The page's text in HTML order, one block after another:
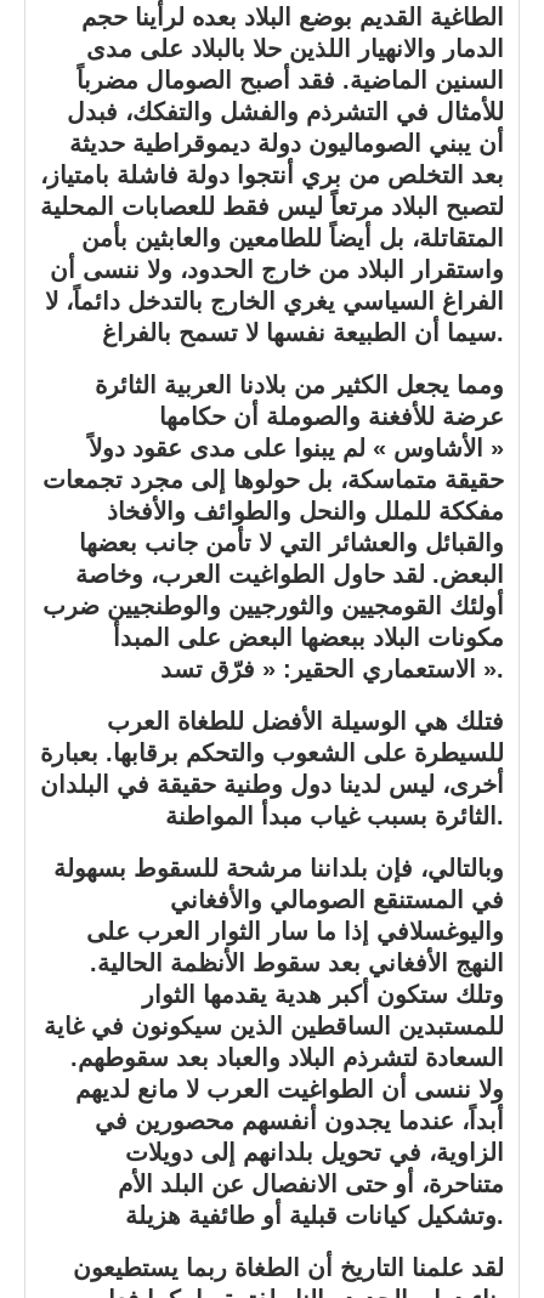
الطاغية القديم بوضع البلاد بعده لرأينا حجم
الدمار والانهيار اللذين حلا بالبلاد على مدى
السنين الماضية. فقد أصبح الصومال مضرباً
للأمثال في التشرذم والفشل والتفكك، فبدل
أن يبني الصوماليون دولة ديموقراطية حديثة
بعد التخلص من بري أنتجوا دولة فاشلة بامتياز،
لتصبح البلاد مرتعاً ليس فقط للعصابات المحلية
المتقاتلة، بل أيضاً للطامعين والعابثين بأمن
واستقرار البلاد من خارج الحدود، ولا ننسى أن
الفراغ السياسي يغري الخارج بالتدخل دائماً، لا
سيما أن الطبيعة نفسها لا تسمح بالفراغ.
ومما يجعل الكثير من بلادنا العربية الثائرة
عرضة للأفغنة والصوملة أن حكامها
« الأشاوس » لم يبنوا على مدى عقود دولاً
حقيقة متماسكة، بل حولوها إلى مجرد تجمعات
مفككة للملل والنحل والطوائف والأفخاذ
والقبائل والعشائر التي لا تأمن جانب بعضها
البعض. لقد حاول الطواغيت العرب، وخاصة
أولئك القومجيين والثورجيين والوطنجيين ضرب
مكونات البلاد ببعضها البعض على المبدأ
الاستعماري الحقير: « فرّق تسد ».
فتلك هي الوسيلة الأفضل للطغاة العرب
للسيطرة على الشعوب والتحكم برقابها. بعبارة
أخرى، ليس لدينا دول وطنية حقيقة في البلدان
الثائرة بسبب غياب مبدأ المواطنة.
وبالتالي، فإن بلداننا مرشحة للسقوط بسهولة
في المستنقع الصومالي والأفغاني
واليوغسلافي إذا ما سار الثوار العرب على
النهج الأفغاني بعد سقوط الأنظمة الحالية.
وتلك ستكون أكبر هدية يقدمها الثوار
للمستبدين الساقطين الذين سيكونون في غاية
السعادة لتشرذم البلاد والعباد بعد سقوطهم.
ولا ننسى أن الطواغيت العرب لا مانع لديهم
أبداً، عندما يجدون أنفسهم محصورين في
الزاوية، في تحويل بلدانهم إلى دويلات
متناحرة، أو حتى الانفصال عن البلد الأم
وتشكيل كيانات قبلية أو طائفية هزيلة.
لقد علمنا التاريخ أن الطغاة ربما يستطيعون